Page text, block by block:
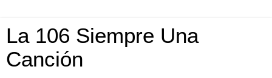
La 106 Siempre Una
Canción